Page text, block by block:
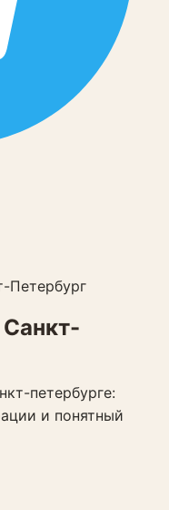
Петербург
Санкт-
петербурге:
и понятный